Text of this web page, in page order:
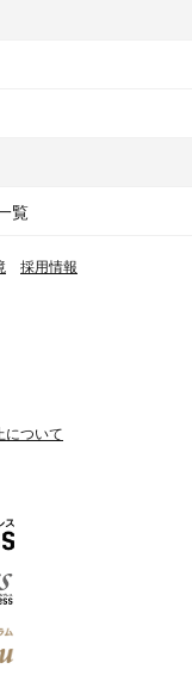
覧
採用情報
について